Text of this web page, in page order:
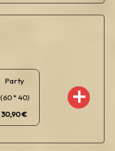
Party
(60 * 40)
30,90 €